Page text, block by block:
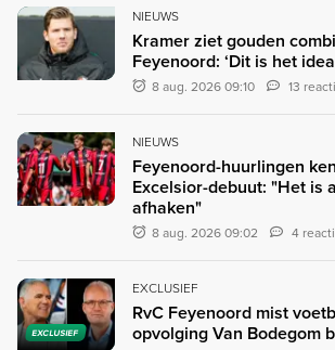
NIEUWS
Kramer ziet gouden
Feyenoord: ‘Dit is het
8 aug. 2026 09:10 13
NIEUWS
Feyenoord-huurlingen
Excelsior-debuut: "Het is
afhaken"
8 aug. 2026 09:02 4
EXCLUSIEF
EXCLUSIEF
RvC Feyenoord mist
opvolging Van Bodegom